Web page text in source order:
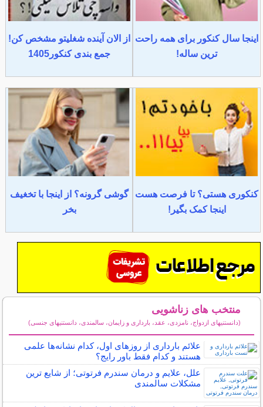
اینجا سال کنکور برای همه راحت
ترین ساله!
از الان آینده شغلیتو مشخص کن!
جمع بندی کنکور1405
کنکوری هستی؟ تا فرصت هست
اینجا کمک بگیر!
گوشی گرونه؟ از اینجا با تخغیف
بخر
منتخب های زناشویی
(دانستنیهای ازدواج، نامزدی، عقد، بارداری و زایمان، سالمندی، دانستنیهای جنسی)
علائم بارداری از روزهای اول، کدام نشانه‌ها علمی
هستند و کدام فقط باور رایج؟
علل، علایم و درمان سندرم فرتوتی؛ از شایع ترین
مشکلات سالمندی